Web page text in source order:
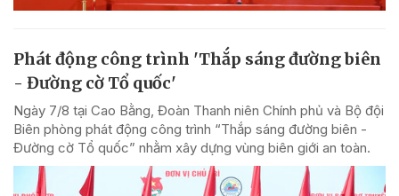
Phát động công trình 'Thắp sáng đường biên
- Đường cờ Tổ quốc'
Ngày 7/8 tại Cao Bằng, Đoàn Thanh niên Chính phủ và Bộ đội
Biên phòng phát động công trình “Thắp sáng đường biên -
Đường cờ Tổ quốc” nhằm xây dựng vùng biên giới an toàn.